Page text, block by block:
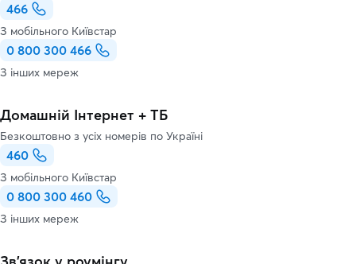
466
З мобільного Київстар
0 800 300 466
З інших мереж
Домашній Інтернет + ТБ
Безкоштовно з усіх номерів по Україні
460
З мобільного Київстар
0 800 300 460
З інших мереж